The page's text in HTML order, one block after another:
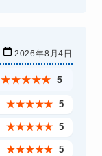
2026年8月4日
★★★★★ 5
★★★★★ 5
★★★★★ 5
★★★★★ 5